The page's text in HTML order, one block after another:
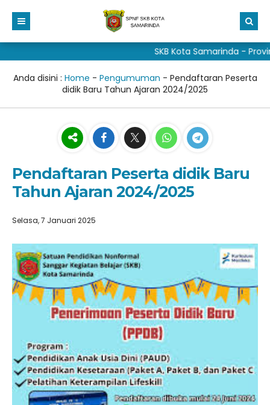
Profil
Sarana Prasarana
Struktur
Program Kerja
Unduh Media
ALUMNI
Kalender pendidikan skb kota samarinda
Peserta Didik
kurikulum skb kota samarinda20252026
JADWAL UJIAN SUMATIF TAHUN 2025/2026
Taman baca masyarakat
materi elham
materi elham 2
Buku Dongeng Anak
DAFTAR BARU
DAFTAR ULANG
SKB Kota Samarinda -
Anda disini : Home - Pengumuman - Pendaftaran Peserta
didik Baru Tahun Ajaran 2024/2025
Pendaftaran Peserta didik Baru
Tahun Ajaran 2024/2025
Selasa, 7 Januari 2025